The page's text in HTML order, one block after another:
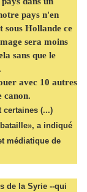
pays n'en
sous Hollande ce
sera moins
sans que le
avec 10 autres
canon.
certaines (...)
a indiqué
médiatique de
de la Syrie --qui